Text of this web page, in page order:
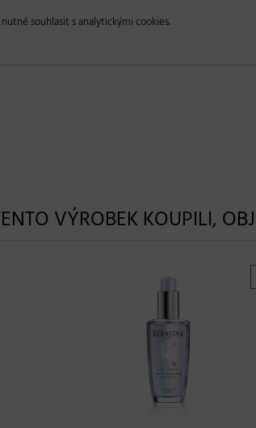
souhlasit s analytickými cookies.
VÝROBEK KOUPILI,